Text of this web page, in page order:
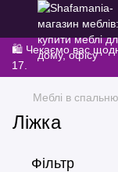
🛍️ Чекаємо вас
17.
Меблі в спальню
Ліжка
Фільтр